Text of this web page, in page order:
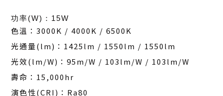
功率(W)：15W
色溫：3000K / 4000K / 6500K
光通量(lm)：1425lm / 1550lm / 1550lm
光效(lm/W)：95m/W / 103lm/W / 103lm/W
壽命：15,000hr
演色性(CRI)：Ra80